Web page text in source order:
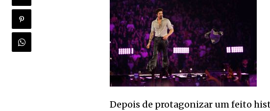
Depois de protagonizar um feito